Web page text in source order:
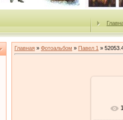
Главная » Фотоальбом » Павел 1 »